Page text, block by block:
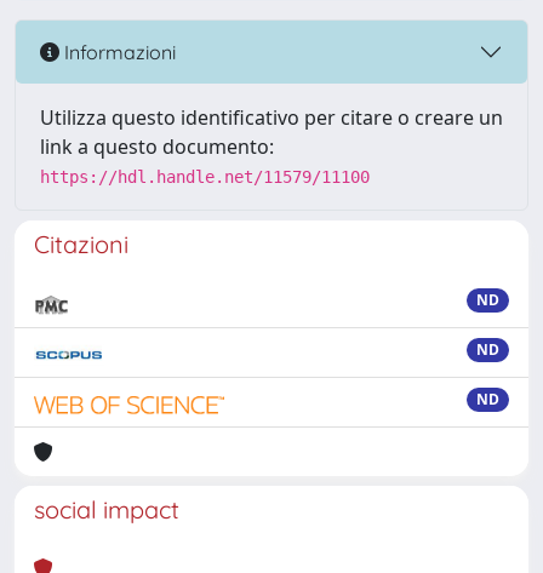
Informazioni
Utilizza questo identificativo per citare o creare un
link a questo documento:
https://hdl.handle.net/11579/11100
Citazioni
ND
ND
ND
social impact